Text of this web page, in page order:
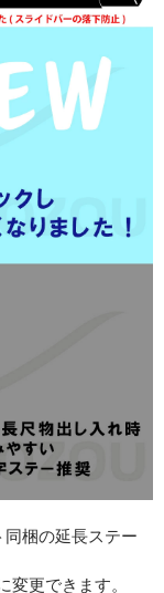
梱の延長ステー
変更できます。